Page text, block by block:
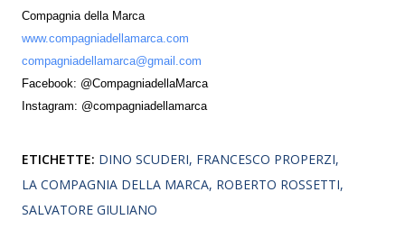
Compagnia della Marca
www.compagniadellamarca.com
compagniadellamarca@gmail.com
Facebook: @CompagniadellaMarca
Instagram: @compagniadellamarca
ETICHETTE: DINO SCUDERI FRANCESCO PROPERZI
LA COMPAGNIA DELLA MARCA ROBERTO ROSSETTI
SALVATORE GIULIANO